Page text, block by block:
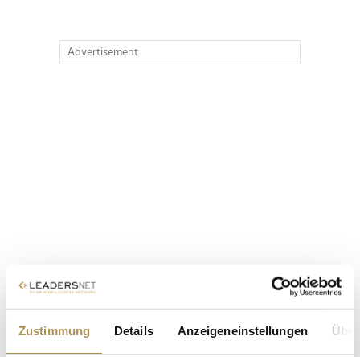
Zustimmung Details Anzeigeneinstellungen
Advertisement